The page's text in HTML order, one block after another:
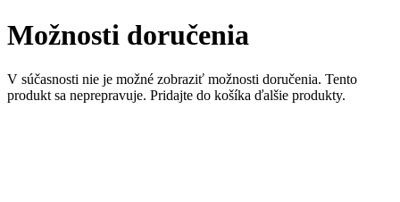
Možnosti doručenia
V súčasnosti nie je možné zobraziť možnosti doručenia. Tento
produkt sa neprepravuje. Pridajte do košíka ďalšie produkty.